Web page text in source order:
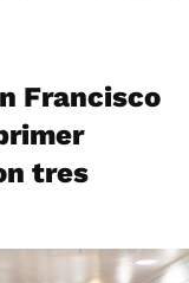
Francisco
tres